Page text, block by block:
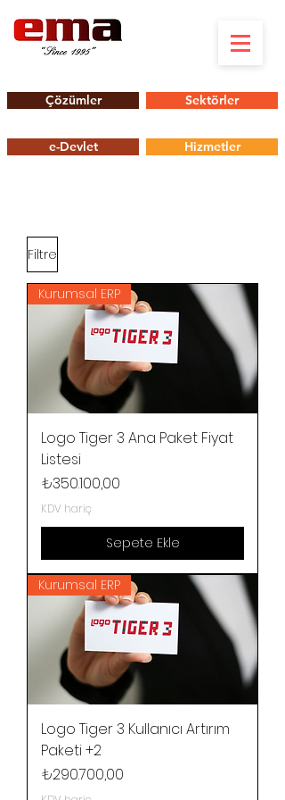
Çözümler Sektörler
e-Devlet Hizmetler
Filtre
Kurumsal ERP
Logo Tiger 3 Ana Paket Fiyat
Listesi
Fiyat
₺350.100,00
KDV hariç
Sepete Ekle
Kurumsal ERP
Logo Tiger 3 Kullanıcı Artırım
Paketi +2
Fiyat
₺290.700,00